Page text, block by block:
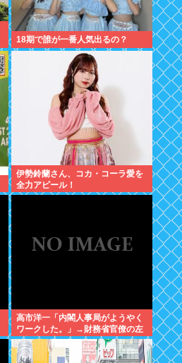
18期で誰が一番人気出るの？
伊勢鈴蘭さん、コカ・コーラ愛を
全力アピール！
高市洋一「内閣人事局がようやく
ワークした。」→財務省官僚の左
遷記事を喜んでポスト